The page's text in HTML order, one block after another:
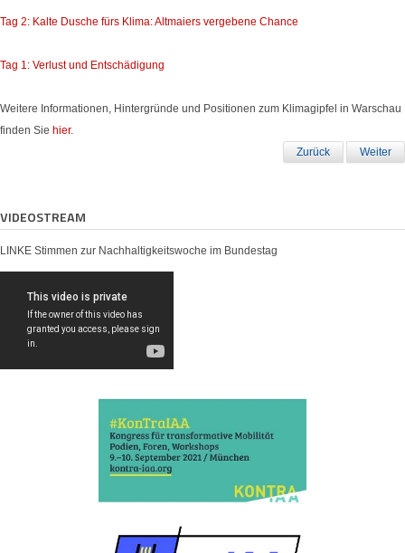
Tag 2: Kalte Dusche fürs Klima: Altmaiers vergebene Chance
Tag 1: Verlust und Entschädigung
Weitere Informationen, Hintergründe und Positionen zum Klimagipfel in Warschau
finden Sie hier.
Zurück
Weiter
VIDEOSTREAM
LINKE Stimmen zur Nachhaltigkeitswoche im Bundestag